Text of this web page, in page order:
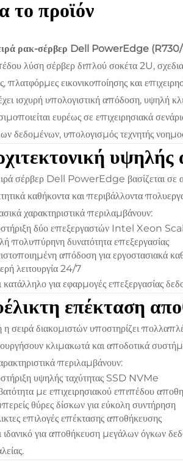
το προϊόν
ρακ-σέρβερ Dell PowerEdge
λύση σέρβερ διπλού σοκέτα 2U,
πλατφόρμες εικονικοποίησης και
ισχυρή υπολογιστική απόδοση, υψηλή
ευρέως σε επιχειρησιακά
δεδομένων, υπολογισμός τεχνητής
υψηλής
σέρβερ Dell PowerEdge βασίζεται σε
καθήκοντα και περιβάλλοντα
χαρακτηριστικά περιλαμβάνουν:
δύο επεξεργαστών Intel Xeon
πολυπύρηνη δυνατότητα επεξεργασίας
απόδοση για εργοστασιακά
λειτουργία 24/7
κατάλληλο για εφαρμογές επεξεργασίας
επέκταση
σειρά διακομιστών υποστηρίζει
κλιμακωτά και αποδοτικά
περιλαμβάνουν:
υψηλής ταχύτητας SSD NVMe
με επιχειρησιακού επιπέδου
θύρες δίσκων για εύκολη συντήρηση
επιλογές επέκτασης αποθήκευσης
ιδανικό για αποθήκευση μεγάλων όγκων